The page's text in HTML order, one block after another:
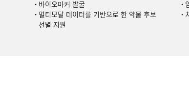
바이오마커 발굴
멀티모달 데이터를 기반으로 한 약물 후보
선별 지원